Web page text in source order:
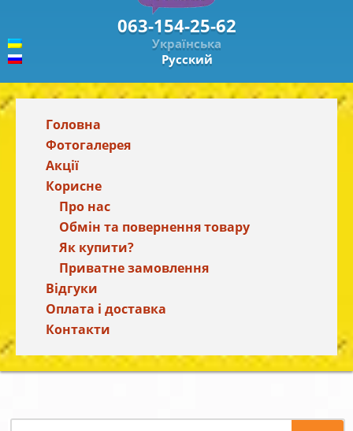
063-154-25-62
Українська
Русский
Головна
Фотогалерея
Акції
Корисне
Про нас
Обмін та повернення товару
Як купити?
Приватне замовлення
Відгуки
Оплата і доставка
Контакти